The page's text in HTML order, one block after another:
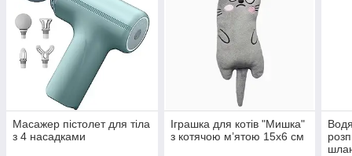
Масажер пістолет для тіла
з 4 насадками
Іграшка для котів "Мишка"
з котячою м’ятою 15х6 см